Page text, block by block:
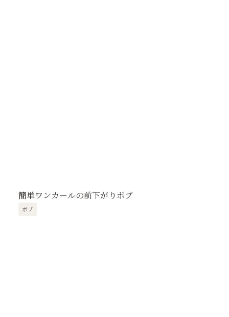
簡単ワンカールの前下がりボブ
ボブ